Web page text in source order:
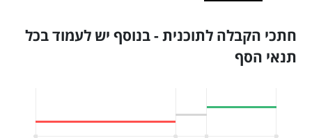
חתכי הקבלה לתוכנית - בנוסף יש לעמוד בכל
תנאי הסף